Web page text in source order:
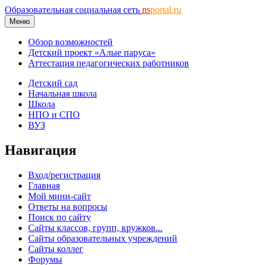
Образовательная социальная сеть nsportal.ru
Меню
Обзор возможностей
Детский проект «Алые паруса»
Аттестация педагогических работников
Детский сад
Начальная школа
Школа
НПО и СПО
ВУЗ
Навигация
Вход/регистрация
Главная
Мой мини-сайт
Ответы на вопросы
Поиск по сайту
Сайты классов, групп, кружков...
Сайты образовательных учреждений
Сайты коллег
Форумы